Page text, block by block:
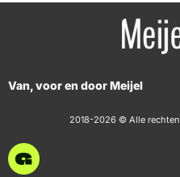
Van, voor en door Meijel
2018-2026 © Alle